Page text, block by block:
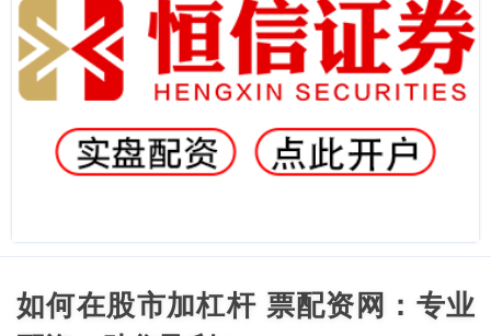
如何在股市加杠杆 票配资网：专业